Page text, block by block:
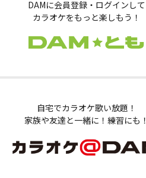
DAMに会員登録・ログインして
カラオケをもっと楽しもう！
自宅でカラオケ歌い放題！
家族や友達と一緒に！練習にも！